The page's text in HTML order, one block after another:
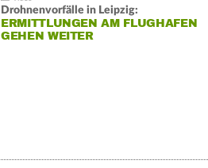
Drohnenvorfälle in Leipzig:
ERMITTLUNGEN AM FLUGHAFEN
GEHEN WEITER